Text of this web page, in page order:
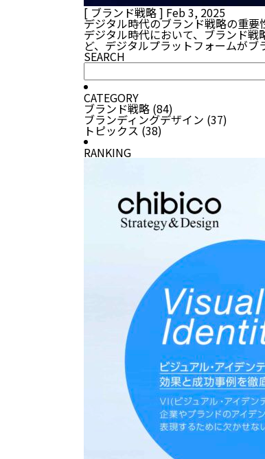
[ ブランド戦略 ] Feb 3, 2025
デジタル時代のブランド戦略の重要
デジタル時代において、ブランド
ど、デジタルプラットフォームが
SEARCH
CATEGORY
ブランド戦略 (84)
ブランディングデザイン (37)
トピックス(38)
RANKING